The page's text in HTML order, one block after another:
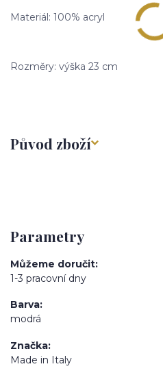
Materiál: 100% acryl
Rozměry: výška 23 cm
Původ zboží
Parametry
Můžeme doručit
1-3 pracovní dny
Barva
modrá
Značka
Made in Italy